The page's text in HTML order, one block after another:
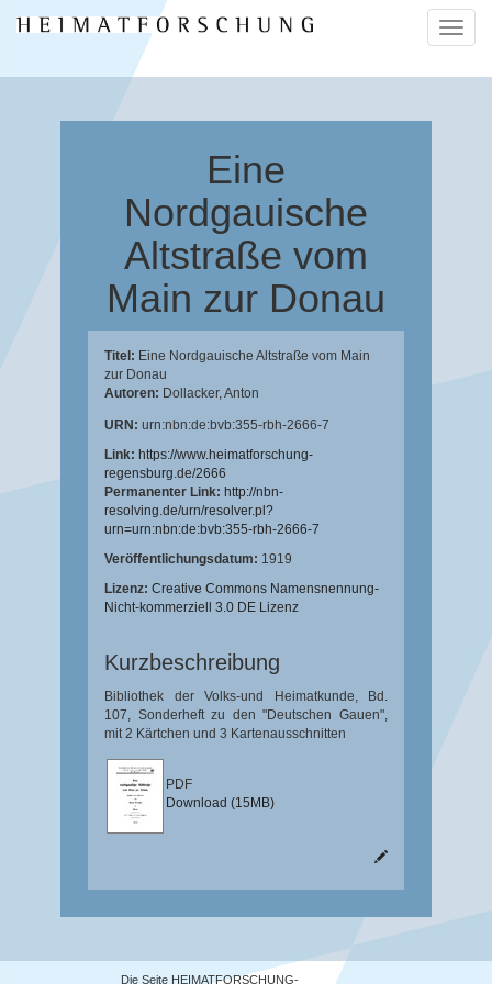
ein-/
Eine
Nordgauische
Altstraße vom
Main zur Donau
Titel: Eine Nordgauische Altstraße vom Main
zur Donau
Autoren: Dollacker, Anton
URN: urn:nbn:de:bvb:355-rbh-2666-7
Link: https://www.heimatforschung-
regensburg.de/2666
Permanenter Link: http://nbn-
resolving.de/urn/resolver.pl?
urn=urn:nbn:de:bvb:355-rbh-2666-7
Veröffentlichungsdatum: 1919
Lizenz: Creative Commons Namensnennung-
Nicht-kommerziell 3.0 DE Lizenz
Kurzbeschreibung
Bibliothek der Volks-und Heimatkunde, Bd.
107, Sonderheft zu den "Deutschen Gauen",
mit 2 Kärtchen und 3 Kartenausschnitten
PDF
Download (15MB)
Die Seite HEIMATFORSCHUNG-